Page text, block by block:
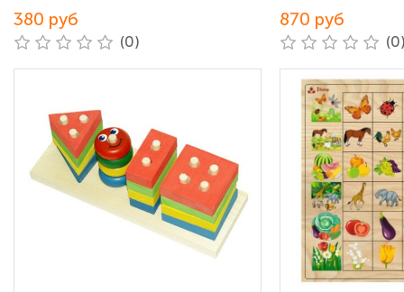
380 руб
(0)
870 руб